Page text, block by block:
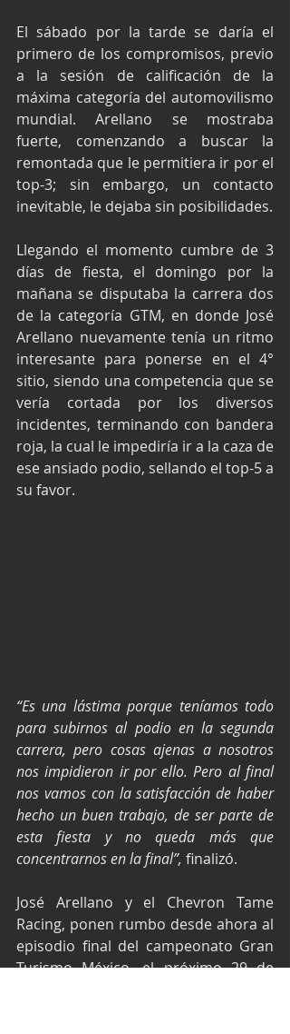
El sábado por la tarde se daría el
primero de los compromisos, previo
a la sesión de calificación de la
máxima categoría del automovilismo
mundial. Arellano se mostraba
fuerte, comenzando a buscar la
remontada que le permitiera ir por el
top-3; sin embargo, un contacto
inevitable, le dejaba sin posibilidades.
Llegando el momento cumbre de 3
días de fiesta, el domingo por la
mañana se disputaba la carrera dos
de la categoría GTM, en donde José
Arellano nuevamente tenía un ritmo
interesante para ponerse en el 4°
sitio, siendo una competencia que se
vería cortada por los diversos
incidentes, terminando con bandera
roja, la cual le impediría ir a la caza de
ese ansiado podio, sellando el top-5 a
su favor.
“Es una lástima porque teníamos todo
para subirnos al podio en la segunda
carrera, pero cosas ajenas a nosotros
nos impidieron ir por ello. Pero al final
nos vamos con la satisfacción de haber
hecho un buen trabajo, de ser parte de
esta fiesta y no queda más que
concentrarnos en la final”, finalizó.
José Arellano y el Chevron Tame
Racing, ponen rumbo desde ahora al
episodio final del campeonato Gran
Turismo México, el próximo 29 de